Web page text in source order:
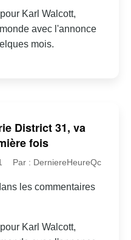
Karl Walcott,
avec l'annonce
mois.
District 31, va
fois
Par : DerniereHeureQc
les commentaires
Karl Walcott,